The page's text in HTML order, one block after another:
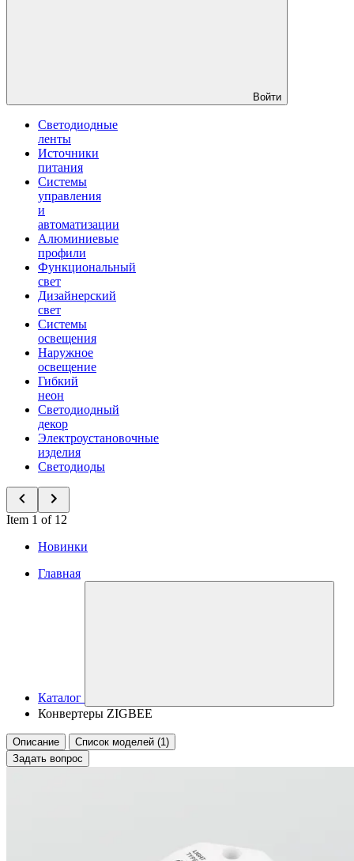
Войти
Светодиодные
ленты
Источники
питания
Системы
управления
и
автоматизации
Алюминиевые
профили
Функциональный
свет
Дизайнерский
свет
Системы
освещения
Наружное
освещение
Гибкий
неон
Светодиодный
декор
Электроустановочные
изделия
Светодиоды
Item 1 of 12
Новинки
Главная
Каталог
Конвертеры ZIGBEE
Описание
Список моделей (1)
Задать вопрос